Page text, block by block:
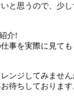
と思うので、少
介!
事を実際に見て
ンジしてみません
待ちしております